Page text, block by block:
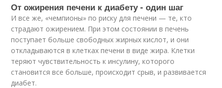
От ожирения печени к диабету - один шаг
И все же, «чемпионы» по риску для печени — те, кто
страдают ожирением. При этом состоянии в печень
поступает больше свободных жирных кислот, и они
откладываются в клетках печени в виде жира. Клетки
теряют чувствительность к инсулину, которого
становится все больше, происходит срыв, и развивается
диабет.